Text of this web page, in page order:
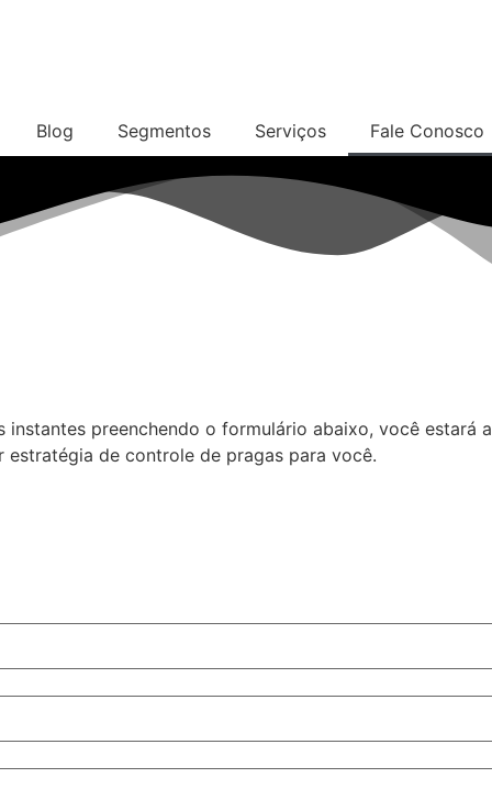
Blog Segmentos Serviços Fale Conosco
instantes preenchendo o formulário abaixo, você estará a
de controle de pragas para você.